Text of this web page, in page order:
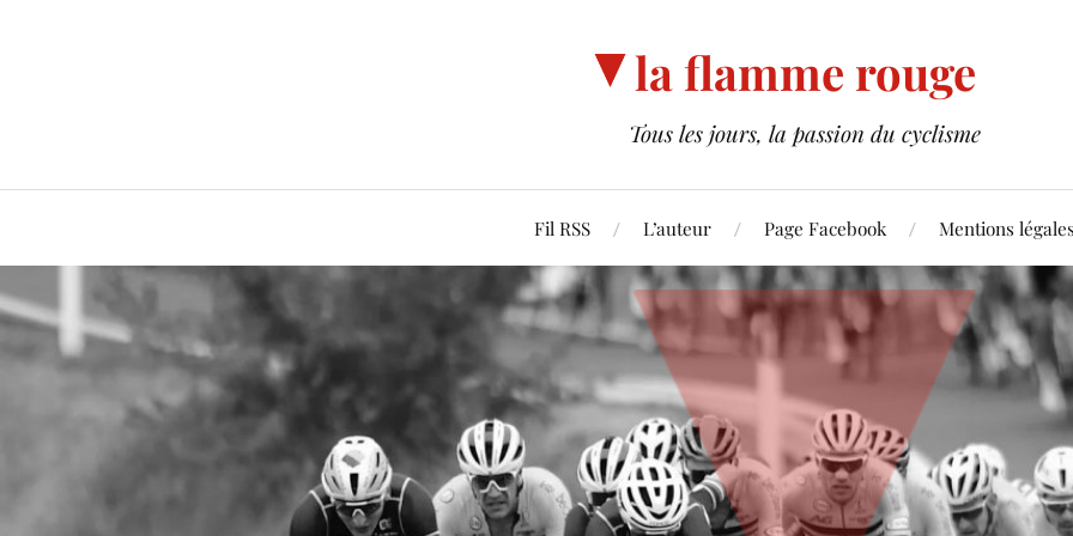
la flamme rouge
Tous les jours, la passion du cyclisme
Fil RSS L’auteur Page Facebook Mentions